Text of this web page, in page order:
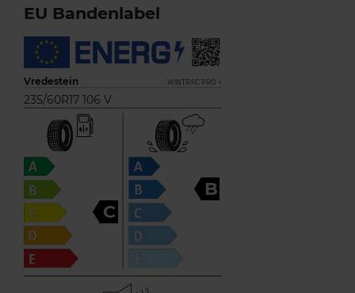
EU Bandenlabel
Vredestein WINTRAC PRO +
235/60R17 106 V
C
B